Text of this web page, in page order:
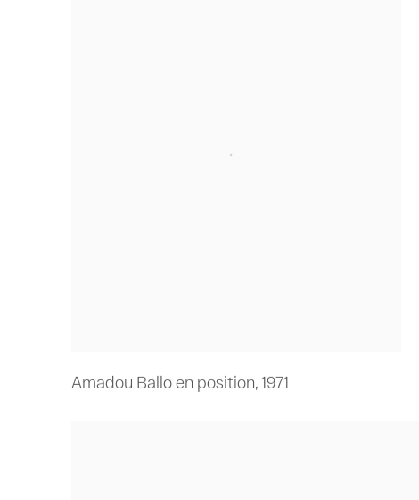
Amadou Ballo en position,1971